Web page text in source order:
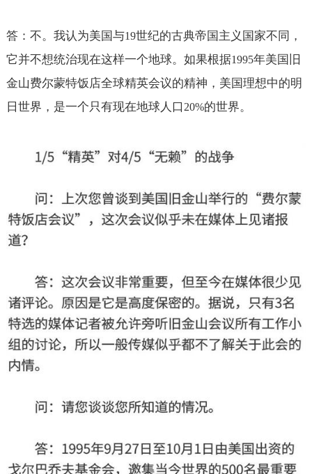
答：不。我认为美国与19世纪的古典帝国主义国家不同，
它并不想统治现在这样一个地球。如果根据1995年美国旧
金山费尔蒙特饭店全球精英会议的精神，美国理想中的明
日世界，是一个只有现在地球人口 20%的世界。